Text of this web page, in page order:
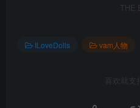
THE
ILoveDolls vam人物
喜欢就